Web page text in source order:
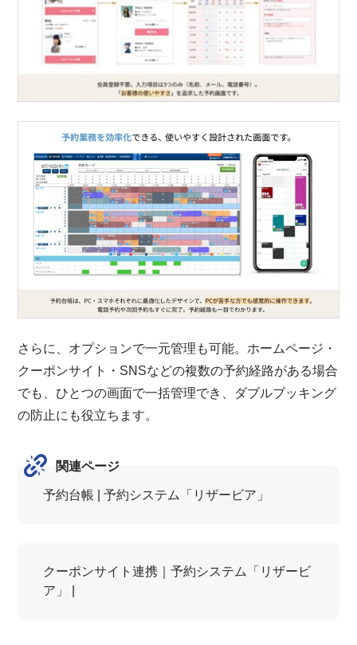
さらに、オプションで一元管理も可能。ホームページ・
クーポンサイト・SNSなどの複数の予約経路がある場合
でも、ひとつの画面で一括管理でき、ダブルブッキング
の防止にも役立ちます。
関連ページ
予約台帳 | 予約システム「リザービア」
クーポンサイト連携｜予約システム「リザービ
ア」 |